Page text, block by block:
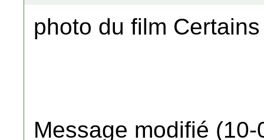
photo du film
Message modifié